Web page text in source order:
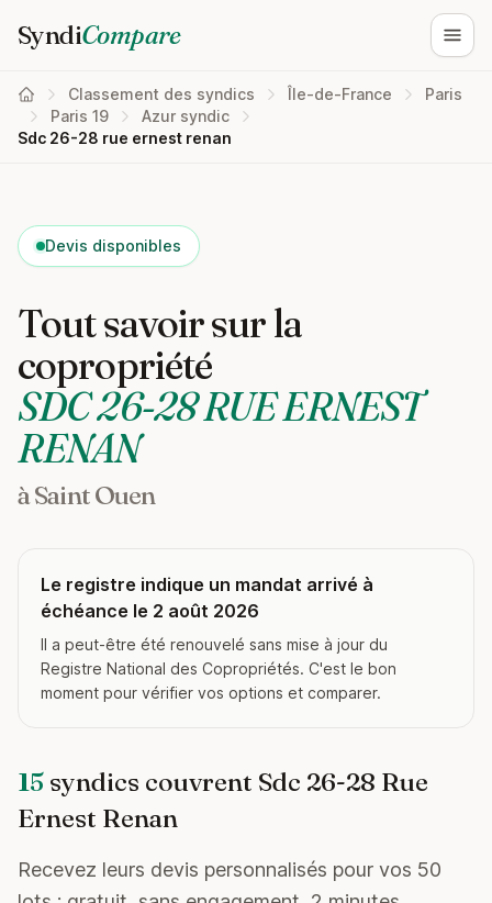
SyndiCompare
Classement des syndics Île-de-France
Paris
Paris 19
Azur syndic
Sdc 26-28 rue ernest renan
Devis disponibles
Tout savoir sur la
copropriété
SDC 26-28 RUE ERNEST
RENAN
à Saint Ouen
Le registre indique un mandat arrivé à
échéance le 2 août 2026
Il a peut-être été renouvelé sans mise à jour du
Registre National des Copropriétés. C'est le bon
moment pour vérifier vos options et comparer.
15 syndics couvrent Sdc 26-28 Rue
Ernest Renan
Recevez leurs devis personnalisés pour vos 50